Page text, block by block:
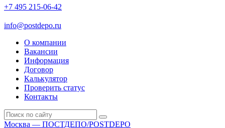
+7 495 215-06-42
info@postdepo.ru
О компании
Вакансии
Информация
Договор
Калькулятор
Проверить статус
Контакты
Москва — ПОСТДЕПО/POSTDEPO